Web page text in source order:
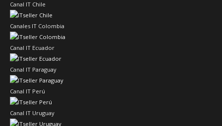
Canal IT Chile
Canales IT Colombia
Canal IT Ecuador
Canal IT Paraguay
Canal IT Perú
Canal IT Uruguay